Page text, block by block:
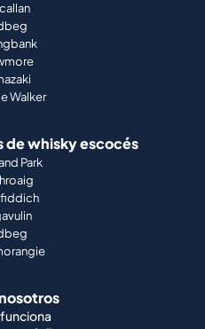
Walker
de whisky escocés
Park